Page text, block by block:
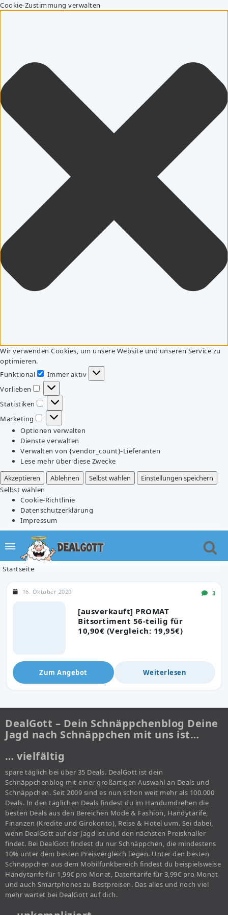
Cookie-Zustimmung verwalten
Wir verwenden Cookies, um unsere Website und unseren Service zu
optimieren.
Funktional
Funktional
Immer aktiv
Vorlieben
Vorlieben
Statistiken
Statistiken
Marketing
Marketing
Optionen verwalten
Dienste verwalten
Verwalten von {vendor_count}-Lieferanten
Lese mehr über diese Zwecke
Akzeptieren
Ablehnen Selbst wählen
Einstellungen speichern
Selbst wählen
Cookie-Richtlinie
Datenschutzerklärung
Impressum
Startseite
[ausverkauft] PROMAT
Bitsortiment 56-teilig für
10,90€ (Vergleich: 19,95€)
16. Oktober 2020 3
Zum Angebot Weiterlesen
DealGott – Dein Schnäppchenblog Deine
Jagd nach Schnäppchen mit uns ist…
… vielfältig
spare täglich bei über 35 Deals. DealGott ist dein
Schnäppchenblog mit einer großartigen Auswahl an Deals und
Schnäppchen. Seit 2009 sind es nun schon weit mehr als 100.000
Deals. In den täglichen Deals findest du im Handumdrehen die
besten Deals aus den Bereichen Mode & Fashion, Handytarife,
Finanzen (Kredite und Girokonto), Reise & Hotel uvm. Sei dabei,
wenn DealGott auf der Jagd ist und den nächsten Preisknaller
findet. Bei DealGott findest du nur Schnäppchen, die mindestens
10% unter dem besten Preisvergleich liegen. Unter den besten
Schnäppchen aus dem Mobilfunkbereich findest du beispielsweise
Handytarife für 1,99€ pro Monat, Datentarife für 3,99€ pro Monat
und auch Smartphones zu Bestpreisen. Das alles und noch viel
mehr wartet bei DealGott auf dich.